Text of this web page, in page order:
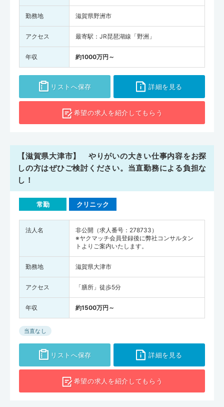
人あたり）は、一般診療所・病院の数が全国平均を下まわっていま
機関も医療従事者向けの研修会を盛んにおこなっているので、医師と
して働きながら自己研鑽していきやすいでしょう。また厚生労働省が
調査・発表した『医師・歯科医師・薬剤師統計の概況（平成30年）』
によると、滋賀県全体の医師の人数は3,310人（全国の医師の人数は
327,210人)、大津市で1,200人、草津市で281人でした。滋賀県の医師
の人数を人口10万人あたりに換算すると、県全体で234人（全国平均
は246人）、大津市で352人、草津市で205人となります。滋賀県は
全国でも高齢者施設のベッド数や部屋数が少ない地域のひとつです。
そのため、医師としてはできるだけ市民が住み慣れた自宅で暮らし続
勤務地 滋賀県野洲市
アクセス 最寄駅：JR琵琶湖線「野洲」
年収 約1000万円～
リストへ保存 詳細を見る
希望の求人を紹介してもらう
【滋賀県大津市】 やりがいの大きい仕事内容をお探
しの方はぜひご検討ください。当直勤務による負担な
し！
常勤 クリニック
法人名
非公開（求人番号：278733）
※ヤクマッチ会員登録後に弊社コンサルタン
トよりご案内いたします。
勤務地 滋賀県大津市
アクセス 「膳所」徒歩5分
年収 約1500万円～
当直なし
リストへ保存 詳細を見る
希望の求人を紹介してもらう